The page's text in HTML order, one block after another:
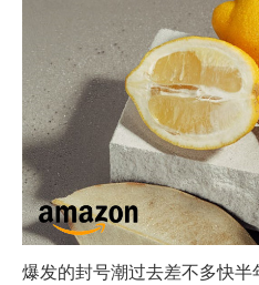
爆发的封号潮过去差不多快